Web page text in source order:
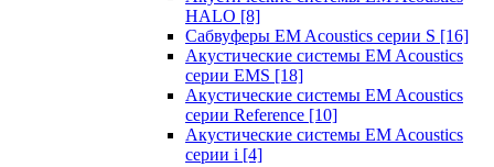
HALO [8]
Сабвуферы EM Acoustics серии S [16]
Акустические системы EM Acoustics
серии EMS [18]
Акустические системы EM Acoustics
серии Reference [10]
Акустические системы EM Acoustics
серии i [4]